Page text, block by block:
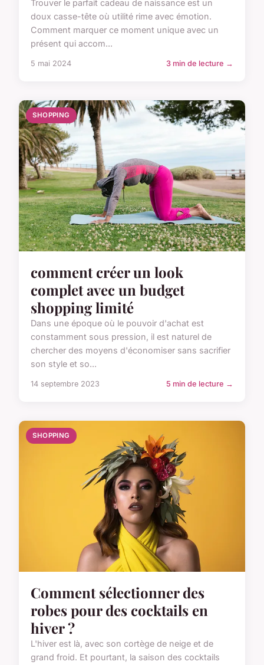
Trouver le parfait cadeau de naissance est un
doux casse-tête où utilité rime avec émotion.
Comment marquer ce moment unique avec un
présent qui accom...
5 mai 2024 3 min de lecture →
SHOPPING
comment créer un look
complet avec un budget
shopping limité
Dans une époque où le pouvoir d'achat est
constamment sous pression, il est naturel de
chercher des moyens d'économiser sans sacrifier
son style et so...
14 septembre 2023 5 min de lecture →
SHOPPING
Comment sélectionner des
robes pour des cocktails en
hiver ?
L'hiver est là, avec son cortège de neige et de
grand froid. Et pourtant, la saison des cocktails